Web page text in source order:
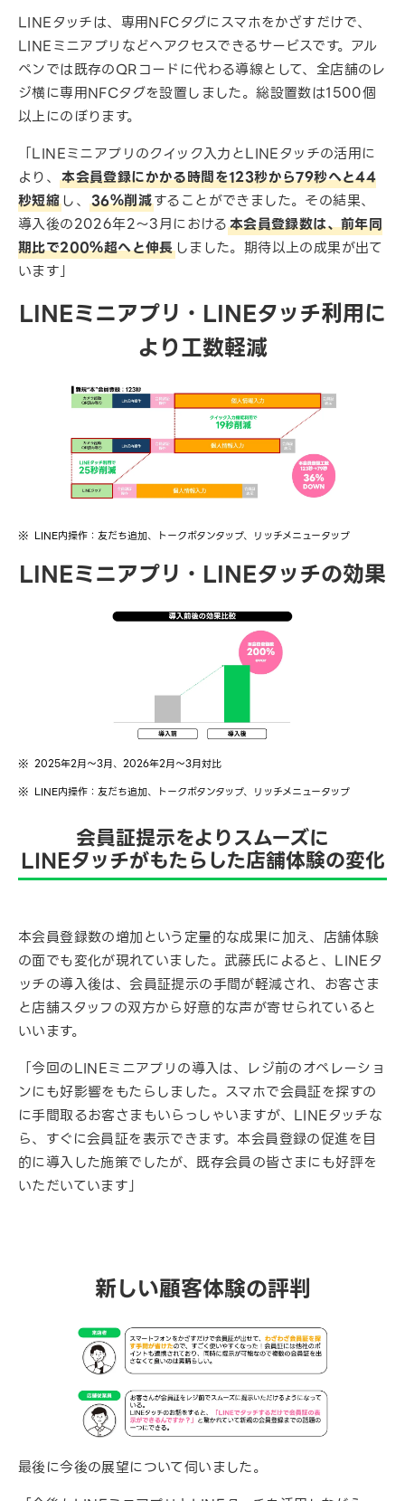
LINEタッチは、専用NFCタグにスマホをかざすだけで、
LINEミニアプリなどへアクセスできるサービスです。アル
ペンでは既存のQRコードに代わる導線として、全店舗のレ
ジ横に専用NFCタグを設置しました。総設置数は1500個
以上にのぼります。
「LINEミニアプリのクイック入力とLINEタッチの活用に
より、本会員登録にかかる時間を123秒から79秒へと44
秒短縮し、36％削減することができました。その結果、
導入後の2026年2～3月における本会員登録数は、前年同
期比で200％超へと伸長しました。期待以上の成果が出て
います」
LINEミニアプリ・LINEタッチ利用に
より工数軽減
LINE内操作：友だち追加、トークボタンタップ、リッチメニュータップ
LINEミニアプリ・LINEタッチの効果
2025年2月～3月、2026年2月～3月対比
LINE内操作：友だち追加、トークボタンタップ、リッチメニュータップ
会員証提示をよりスムーズに
LINEタッチがもたらした店舗体験の変化
本会員登録数の増加という定量的な成果に加え、店舗体験
の面でも変化が現れていました。武藤氏によると、LINEタ
ッチの導入後は、会員証提示の手間が軽減され、お客さま
と店舗スタッフの双方から好意的な声が寄せられていると
いいます。
「今回のLINEミニアプリの導入は、レジ前のオペレーショ
ンにも好影響をもたらしました。スマホで会員証を探すの
に手間取るお客さまもいらっしゃいますが、LINEタッチな
ら、すぐに会員証を表示できます。本会員登録の促進を目
的に導入した施策でしたが、既存会員の皆さまにも好評を
いただいています」
新しい顧客体験の評判
最後に今後の展望について伺いました。